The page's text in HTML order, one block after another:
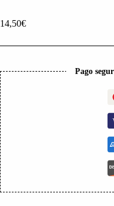
-
talla
14,50€
Pago